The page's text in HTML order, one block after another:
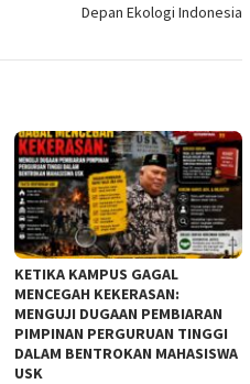
Depan Ekologi Indonesia
KETIKA KAMPUS GAGAL
MENCEGAH KEKERASAN:
MENGUJI DUGAAN PEMBIARAN
PIMPINAN PERGURUAN TINGGI
DALAM BENTROKAN MAHASISWA
USK